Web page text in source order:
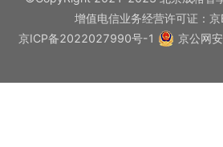
增值电信业务经营许可证：
京ICP备2022027990号-1
京公网